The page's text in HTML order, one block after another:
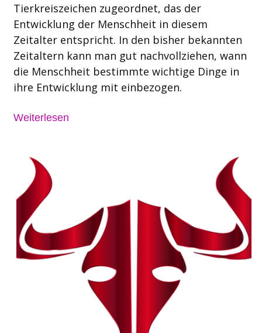
Tierkreiszeichen zugeordnet, das der
Entwicklung der Menschheit in diesem
Zeitalter entspricht. In den bisher bekannten
Zeitaltern kann man gut nachvollziehen, wann
die Menschheit bestimmte wichtige Dinge in
ihre Entwicklung mit einbezogen.
Weiterlesen